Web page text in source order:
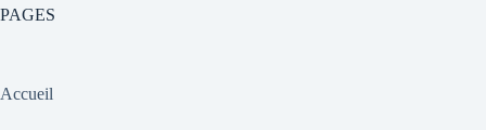
PAGES
Accueil